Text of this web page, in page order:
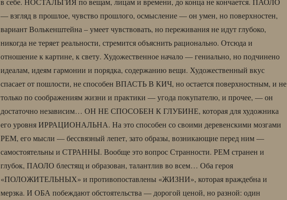
— взгляд в прошлое, чувство прошлого, осмысление — он умен, но поверхностен,
вариант Волькенштейна – умеет чувствовать, но переживания не идут глубоко,
никогда не теряет реальности, стремится объяснить рационально. Отсюда и
отношение к картине, к свету. Художественное начало — гениально, но подчинено
идеалам, идеям гармонии и порядка, содержанию вещи. Художественный вкус
спасает от пошлости, не способен ВПАСТЬ В КИЧ, но остается поверхностным, и не
только по соображениям жизни и практики — угода покупателю, и прочее, — он
достаточно независим… ОН НЕ СПОСОБЕН К ГЛУБИНЕ, которая для художника
его уровня ИРРАЦИОНАЛЬНА. На это способен со своими деревенскими мозгами
РЕМ, его мысли — бессвязный лепет, зато образы, возникающие перед ним —
самостоятельны и СТРАННЫ. Вообще это вопрос Странности. РЕМ странен и
глубок, ПАОЛО блестящ и образован, талантлив во всем… Оба героя
«ПОЛОЖИТЕЛЬНЫХ» и противопоставлены «ЖИЗНИ», которая враждебна и
мерзка. И ОБА побеждают обстоятельства — дорогой ценой, но разной: один